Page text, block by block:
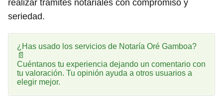
realizar trámites notariales con compromiso y
seriedad.
¿Has usado los servicios de Notaría Oré Gamboa?
📄
Cuéntanos tu experiencia dejando un comentario con
tu valoración. Tu opinión ayuda a otros usuarios a
elegir mejor.